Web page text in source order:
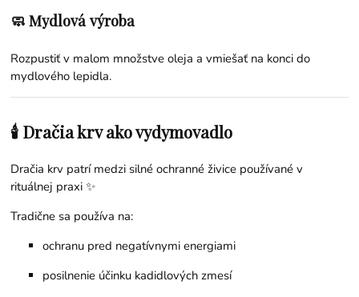
🧼 Mydlová výroba
Rozpustiť v malom množstve oleja a vmiešať na konci do
mydlového lepidla.
🕯️ Dračia krv ako vydymovadlo
Dračia krv patrí medzi silné ochranné živice používané v
rituálnej praxi ✨
Tradične sa používa na:
ochranu pred negatívnymi energiami
posilnenie účinku kadidlových zmesí